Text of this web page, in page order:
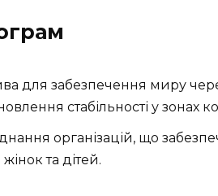
для забезпечення миру
стабільності у зонах
організацій, що
та дітей.